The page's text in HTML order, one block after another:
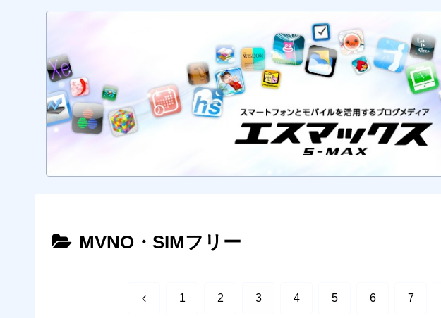
MVNO・SIMフリー
前 1 2 3 4 5 6 7